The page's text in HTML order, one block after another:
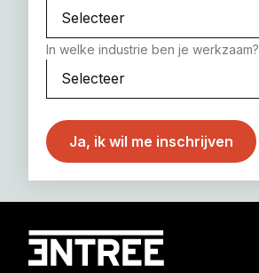
In welke industrie ben je werkzaam?